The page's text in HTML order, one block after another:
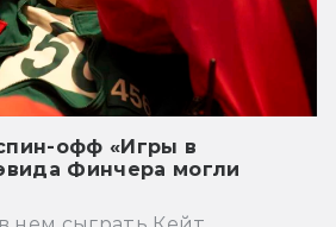
офф «Игры в
Финчера могли